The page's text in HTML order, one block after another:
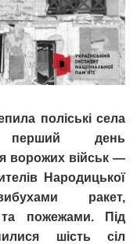
поліські села
день
ворожих військ —
Народицької
ракет,
та пожежами. Під
шість сіл